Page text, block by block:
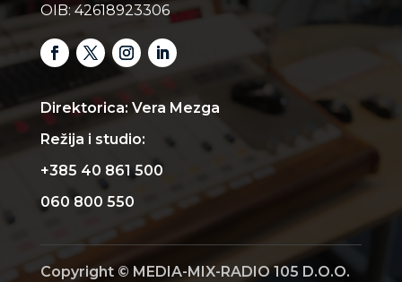
OIB: 42618923306
Direktorica: Vera Mezga
Režija i studio:
+385 40 861 500
060 800 550
Copyright © MEDIA-MIX-RADIO 105 D.O.O.